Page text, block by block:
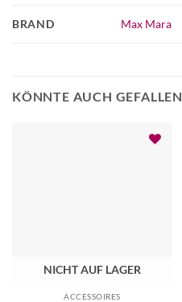
BRAND Max Mara
KÖNNTE AUCH GEFALLEN
NICHT AUF LAGER
ACCESSOIRES